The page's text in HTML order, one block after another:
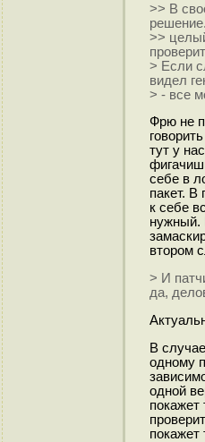
>> В
>>
> Если
видел
> - все
Фрю не
тут у
себе в
пакет.
к себе
нужный.
втором
> И
да,
В
одному
одной